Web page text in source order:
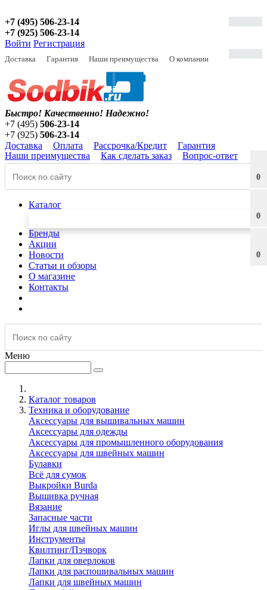
+7 (495) 506-23-14
+7 (925) 506-23-14
Войти Регистрация
Доставка Гарантия Наши преимущества О компании
0
0
0
Быстро! Качественно! Надежно!
+7 (495) 506-23-14
+7 (925) 506-23-14
Доставка
Оплата Рассрочка/Кредит
Гарантия
Наши преимущества
Как сделать заказ Вопрос-ответ
Каталог
Бренды
Акции
Новости
Статьи и обзоры
О магазине
Контакты
Меню
Каталог товаров
Техника и оборудование
Аксессуары для вышивальных машин
Аксессуары для одежды
Аксессуары для промышленного оборудования
Аксессуары для швейных машин
Булавки
Всё для сумок
Выкройки Burda
Вышивка ручная
Вязание
Запасные части
Иглы для швейных машин
Инструменты
Квилтинг/Пэчворк
Лапки для оверлоков
Лапки для распошивальных машин
Лапки для швейных машин